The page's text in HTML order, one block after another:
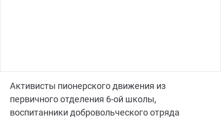
Активисты пионерского движения из
первичного отделения 6-ой школы,
воспитанники добровольческого отряда